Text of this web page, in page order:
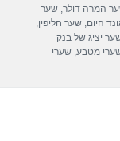
המרה דולר,שער
היום,שער חליפין,
יציג של בנק
מטבע,שערי